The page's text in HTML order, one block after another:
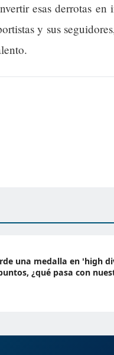
esas derrotas en
y sus
una medalla en 'high
¿qué pasa con